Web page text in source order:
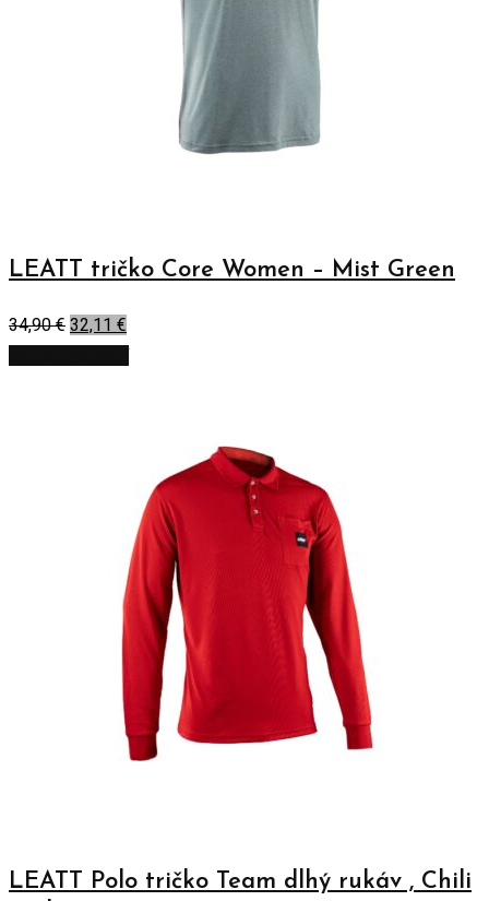
LEATT tričko Core Women – Mist Green
34,90€ 32,11 €
LEATT Polo tričko Team dlhý rukáv , Chili